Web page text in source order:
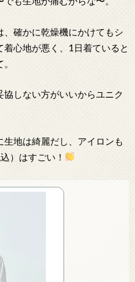
確かに乾燥機にかけてもシ
心地が悪く、1日着ていると
しない方がいいからユニク
地は綺麗だし、アイロンも
）はすごい！